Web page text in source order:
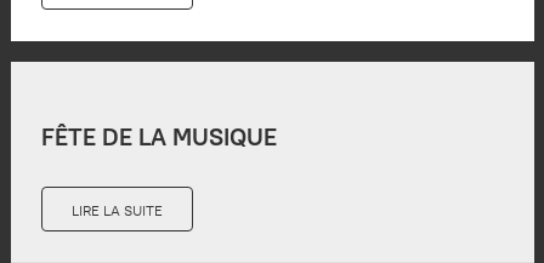
FÊTE DE LA MUSIQUE
LIRE LA SUITE